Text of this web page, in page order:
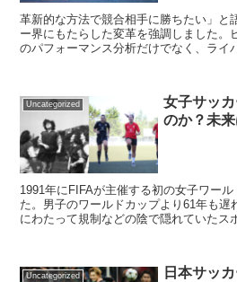
革新的な方法で競合相手に勝ちたい」と
ー界にもたらした変革を強調しました。
のパフォーマンス分析だけでなく、ライ
ネ、デパイ、ドイツ代表のように、ビッ
大化することができるでしょう。
Uncategorized
女子サッ
のか？未来
1991年にFIFAが主催する初の女子ワー
た。男子のワールドカップより61年も遅
にわたって規制などの陰で隠れていたス
Uncategorized
日本サッ